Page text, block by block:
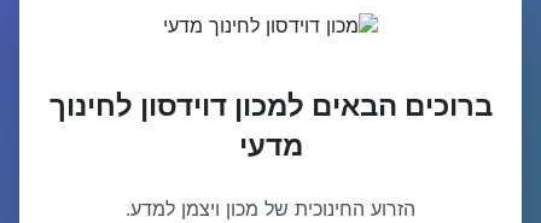
ברוכים הבאים למכון דוידסון לחינוך
מדעי
הזרוע החינוכית של מכון ויצמן למדע.